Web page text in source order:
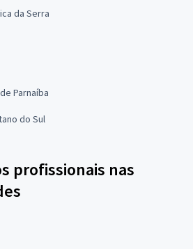
da Serra
Parnaíba
do Sul
profissionais nas